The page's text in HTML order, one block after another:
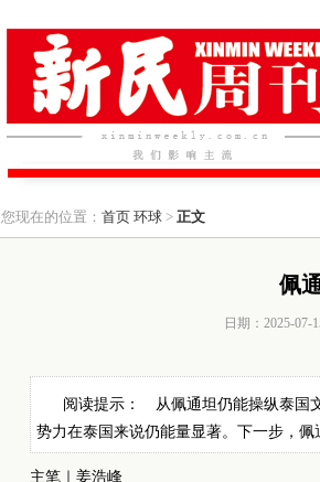
您现在的位置： 首页 环球> 正文
佩
日期：2025-07-
阅读提示： 从佩通坦仍能操纵泰国
势力在泰国来说仍能量显著。下一步，佩
主笔｜姜浩峰